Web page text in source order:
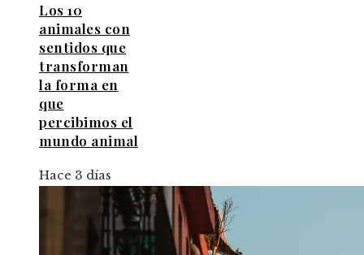
Los 10
animales con
sentidos que
transforman
la forma en
que
percibimos el
mundo animal
Hace 3 días